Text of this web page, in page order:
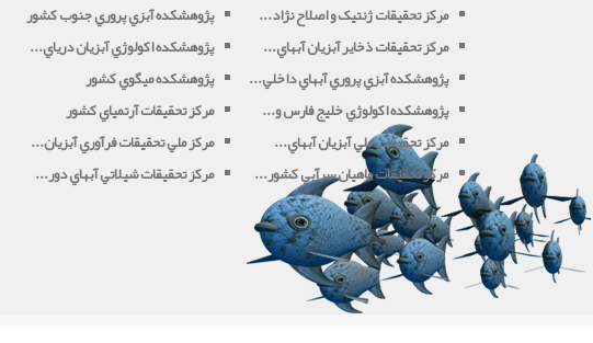
مرکز تحقيقات ژنتیک و اصلاح نژاد...
پژوهشکده آبزي پروري جنوب کشور
مرکز تحقيقات ذخاير آبزيان آبهاي...
پژوهشکده اکولوژي آبزيان درياي...
پژوهشکده آبزي پروري آبهاي داخلي...
پژوهشکده ميگوي کشور
پژوهشکده اکولوژي خليج فارس و...
مرکز تحقيقات آرتمياي کشور
مرکز تحقيقات ملي آبزيان آبهاي...
مرکز ملي تحقيقات فرآوري آبزيان...
مرکز تحقيقات ماهيان سرآبي کشور...
مرکز تحقيقات شيلاتي آبهاي دور...